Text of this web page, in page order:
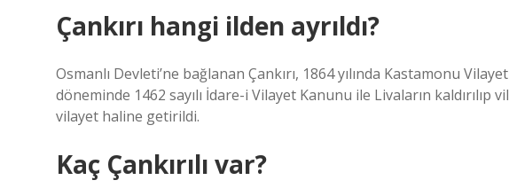
Çankırı hangi ilden ayrıldı?
Osmanlı Devleti’ne bağlanan Çankırı, 1864 yılında Kastamonu
döneminde 1462 sayılı İdare-i Vilayet Kanunu ile Livaların kaldırılıp
vilayet haline getirildi.
Kaç Çankırılı var?